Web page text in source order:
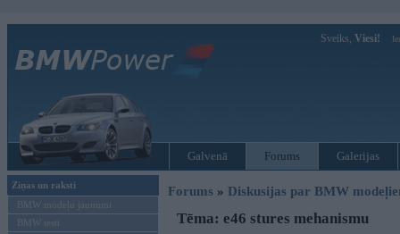
Sveiks, Viesi!
Galvenā Forums Galerijas
Ziņas un raksti
BMW modeļu jaunumi
BMW testi
Forums » Diskusijas par BMW
Tēma: e46 stures mehanismu